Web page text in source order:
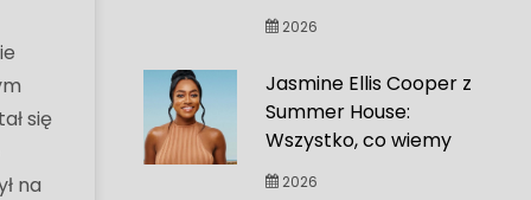
się
na
2026
Jasmine Ellis Cooper z
Summer House:
Wszystko, co wiemy
2026